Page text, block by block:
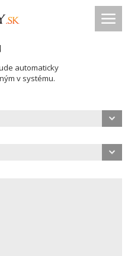
automaticky
v systému.